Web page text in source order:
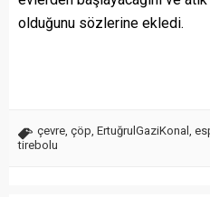
olduğunu sözlerine ekledi.
çevre çöp ErtuğrulGaziKonal
tirebolu